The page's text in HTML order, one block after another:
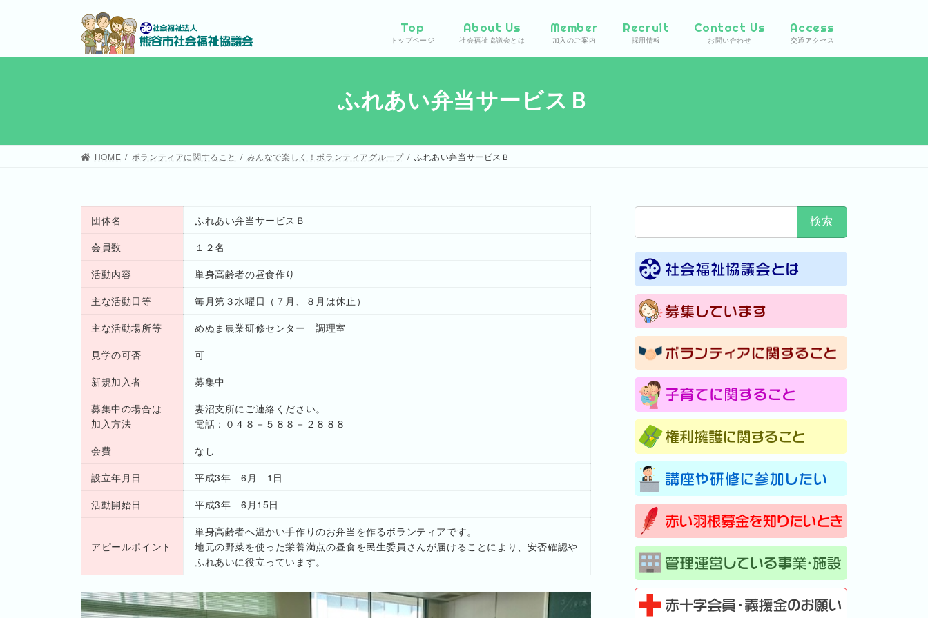
ン
ッ
ー
移
Top
トップページ
About Us
社会福祉協議会とは
Member
加入のご案内
Recruit
採用情報
Contact Us
お問い合わせ
Access
交通アクセス
ふれあい弁当サービスＢ
HOME ボランティアに関すること みんなで楽しく！ボランティアグループ ふれあい弁当サービスＢ
団体名
ふれあい弁当サービスＢ
会員数
１２名
活動内容
単身高齢者の昼食作り
主な活動日等
毎月第３水曜日（７月、８月は休止）
主な活動場所等
めぬま農業研修センター 調理室
見学の可否
可
新規加入者
募集中
募集中の場合は
加入方法
妻沼支所にご連絡ください。
電話：０４８－５８８－２８８８
会費
なし
設立年月日
平成3年 6月 1日
活動開始日
平成3年 6月15日
アピールポイント
単身高齢者へ温かい手作りのお弁当を作るボランティアです。
地元の野菜を使った栄養満点の昼食を民生委員さんが届けることにより、安否確認や
ふれあいに役立っています。